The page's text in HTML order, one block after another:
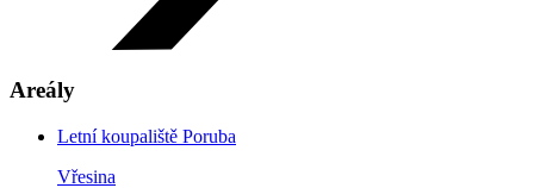
Areály
Letní koupaliště Poruba
Vřesina